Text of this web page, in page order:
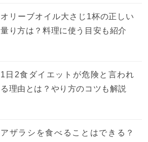
オリーブオイル大さじ1杯の正しい
量り方は？料理に使う目安も紹介
1日2食ダイエットが危険と言われ
る理由とは？やり方のコツも解説
アザラシを食べることはできる？